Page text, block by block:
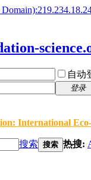
自动
登录
International
搜索 搜索 热搜: